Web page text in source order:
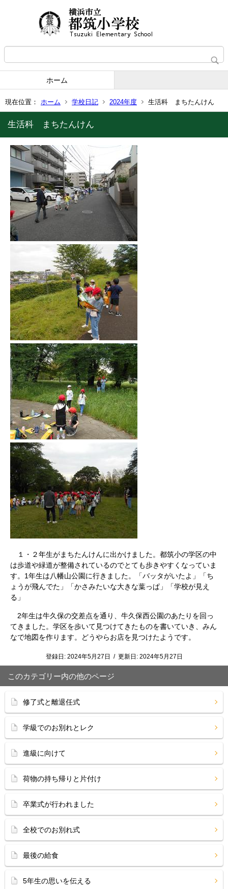
ホーム
現在位置： ホーム 学校日記 2024年度 生活科 まちたんけん
生活科 まちたんけん
１・２年生がまちたんけんに出かけました。都筑小の学区の中
は歩道や緑道が整備されているのでとても歩きやすくなっていま
す。1年生は八幡山公園に行きました。「バッタがいたよ」「ち
ょうが飛んでた」「かさみたいな大きな葉っぱ」「学校が見え
る」
2年生は牛久保の交差点を通り、牛久保西公園のあたりを回っ
てきました。学区を歩いて見つけてきたものを書いていき、みん
なで地図を作ります。どうやらお店を見つけたようです。
登録日: 2024年5月27日 / 更新日: 2024年5月27日
このカテゴリー内の他のページ
修了式と離退任式
学級でのお別れとレク
進級に向けて
荷物の持ち帰りと片付け
卒業式が行われました
全校でのお別れ式
最後の給食
5年生の思いを伝える